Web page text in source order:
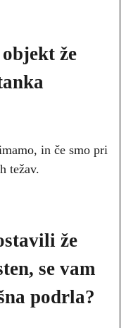
že
in če smo pri
težav.
že
se vam
podrla?